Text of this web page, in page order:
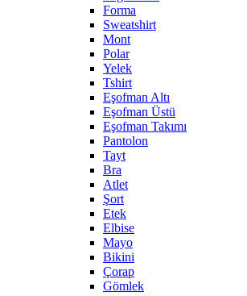
Forma
Sweatshirt
Mont
Polar
Yelek
Tshirt
Eşofman Altı
Eşofman Üstü
Eşofman Takımı
Pantolon
Tayt
Bra
Atlet
Şort
Etek
Elbise
Mayo
Bikini
Çorap
Gömlek